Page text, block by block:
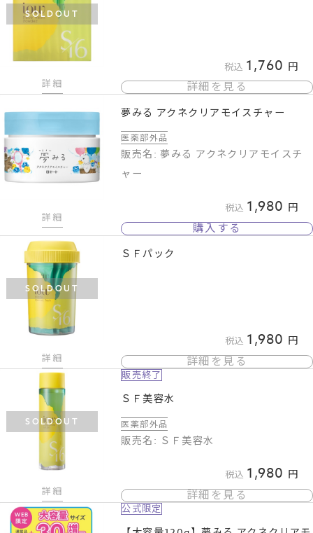
SOLDOUT
詳細
税込 1,760
詳細を見る
詳細
夢みる アクネクリアモイスチャー
医薬部外品
販売名: 夢みる アクネクリアモイスチ
ャー
税込 1,980
購入する
SOLDOUT
詳細
ＳＦパック
税込 1,980
詳細を見る
SOLDOUT
詳細
販売終了
ＳＦ美容水
医薬部外品
販売名: ＳＦ美容水
税込 1,980
詳細を見る
公式限定